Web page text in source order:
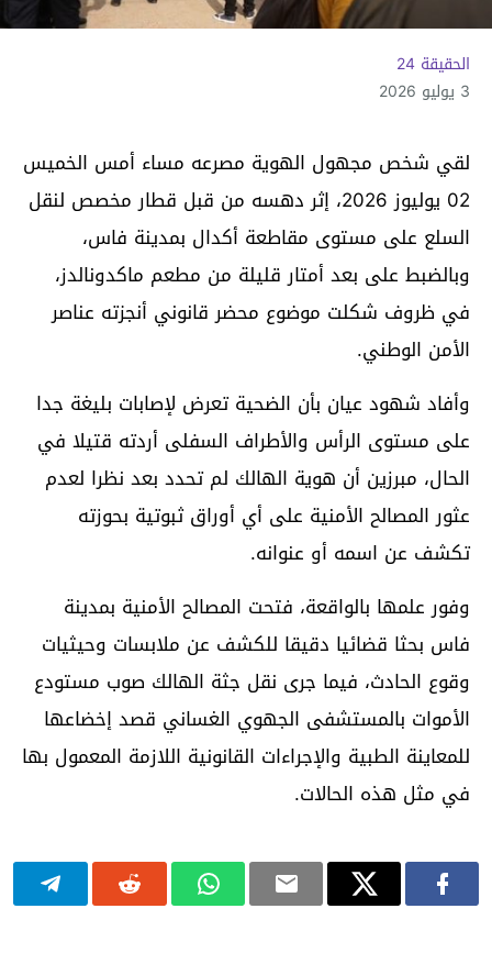
الحقيقة 24
3 يوليو 2026
لقي شخص مجهول الهوية مصرعه مساء أمس الخميس
02 يوليوز 2026، إثر دهسه من قبل قطار مخصص لنقل
السلع على مستوى مقاطعة أكدال بمدينة فاس،
وبالضبط على بعد أمتار قليلة من مطعم ماكدونالدز،
في ظروف شكلت موضوع محضر قانوني أنجزته عناصر
الأمن الوطني.
وأفاد شهود عيان بأن الضحية تعرض لإصابات بليغة جدا
على مستوى الرأس والأطراف السفلى أردته قتيلا في
الحال، مبرزين أن هوية الهالك لم تحدد بعد نظرا لعدم
عثور المصالح الأمنية على أي أوراق ثبوتية بحوزته
تكشف عن اسمه أو عنوانه.
وفور علمها بالواقعة، فتحت المصالح الأمنية بمدينة
فاس بحثا قضائيا دقيقا للكشف عن ملابسات وحيثيات
وقوع الحادث، فيما جرى نقل جثة الهالك صوب مستودع
الأموات بالمستشفى الجهوي الغساني قصد إخضاعها
للمعاينة الطبية والإجراءات القانونية اللازمة المعمول بها
في مثل هذه الحالات.